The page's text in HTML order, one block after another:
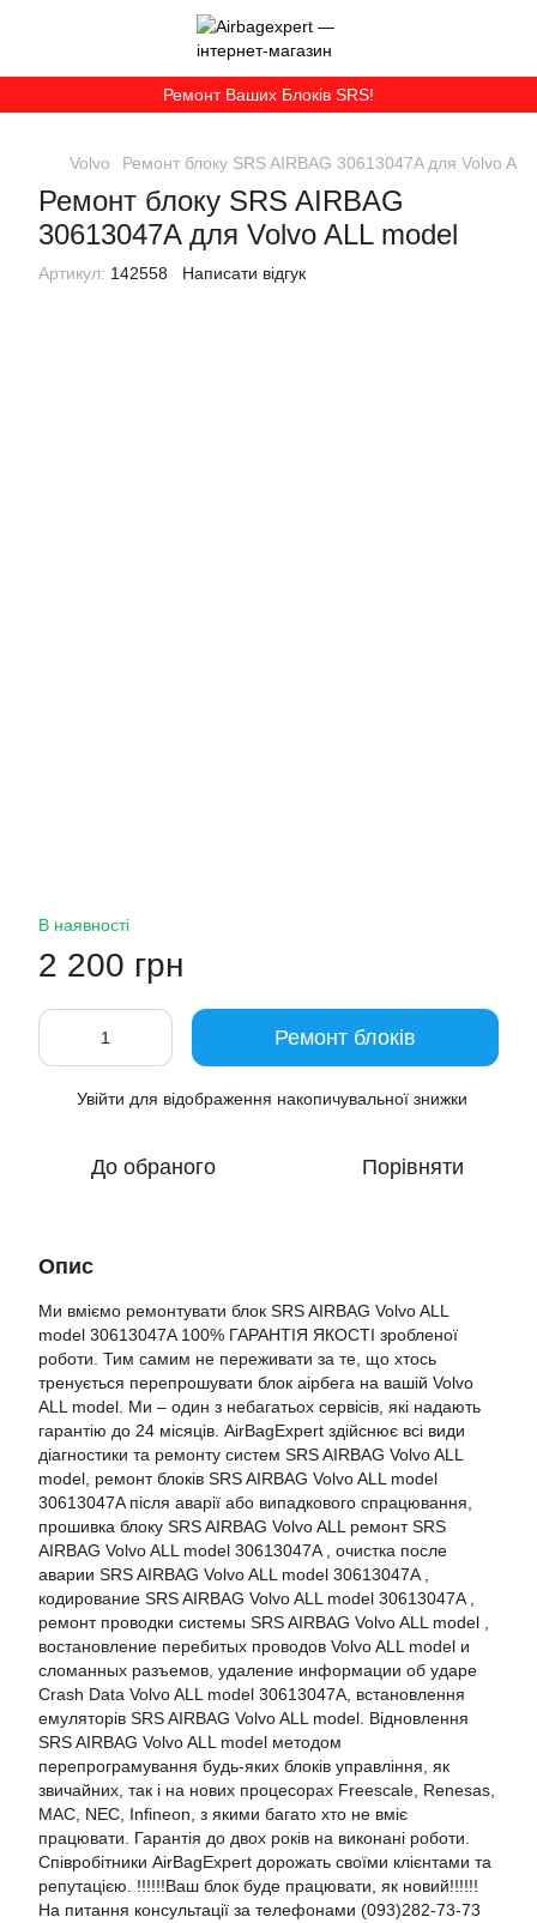
Ремонт Ваших Блоків SRS!
Volvo Ремонт блоку SRS AIRBAG 30613047A для Volvo
Ремонт блоку SRS AIRBAG
30613047A для Volvo ALL model
Артикул: 142558 Написати відгук
В наявності
2 200 грн
Ремонт блоків
Увійти для відображення накопичувальної знижки
До обраного Порівняти
Опис
Ми вміємо ремонтувати блок SRS AIRBAG Volvo ALL
model 30613047A 100% ГАРАНТІЯ ЯКОСТІ зробленої
роботи. Тим самим не переживати за те, що хтось
тренується перепрошувати блок аірбега на вашій Volvo
ALL model. Ми – один з небагатьох сервісів, які надають
гарантію до 24 місяців. AirBagExpert здійснює всі види
діагностики та ремонту систем SRS AIRBAG Volvo ALL
model, ремонт блоків SRS AIRBAG Volvo ALL model
30613047A після аварії або випадкового спрацювання,
прошивка блоку SRS AIRBAG Volvo ALL ремонт SRS
AIRBAG Volvo ALL model 30613047A , очистка после
аварии SRS AIRBAG Volvo ALL model 30613047A ,
кодирование SRS AIRBAG Volvo ALL model 30613047A ,
ремонт проводки системы SRS AIRBAG Volvo ALL model ,
востановление перебитых проводов Volvo ALL model и
сломанных разъемов, удаление информации об ударе
Crash Data Volvo ALL model 30613047A, встановлення
емуляторів SRS AIRBAG Volvo ALL model. Відновлення
SRS AIRBAG Volvo ALL model методом
перепрограмування будь-яких блоків управління, як
звичайних, так і на нових процесорах Freescale, Renesas,
MAC, NEC, Infineon, з якими багато хто не вміє
працювати. Гарантія до двох років на виконані роботи.
Співробітники AirBagExpert дорожать своїми клієнтами та
репутацією. !!!!!!Ваш блок буде працювати, як новий!!!!!!
На питання консультації за телефонами (093)282-73-73